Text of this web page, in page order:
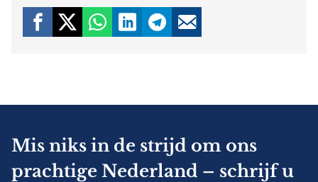
Mis niks in de strijd om ons
prachtige Nederland – schrijf u